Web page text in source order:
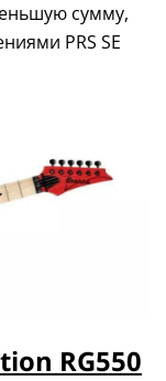
сумму,
PRS SE
RG550